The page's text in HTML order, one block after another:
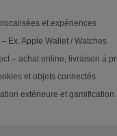
et expériences
Ex. Apple Wallet / Watches
– achat online, livraison à
et objets connectés
extérieure et gamification